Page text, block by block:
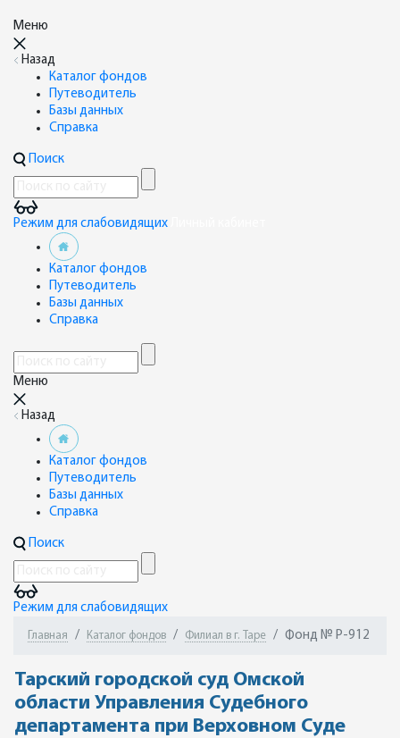
Меню
Назад
Каталог фондов
Путеводитель
Базы данных
Справка
Поиск
Режим для слабовидящих
Каталог фондов
Путеводитель
Базы данных
Справка
Меню
Назад
Каталог фондов
Путеводитель
Базы данных
Справка
Поиск
Режим для слабовидящих
Главная Каталог фондов Филиал в г. Таре Фонд № Р-912
Тарский городской суд Омской
области Управления Судебного
департамента при Верховном Суде